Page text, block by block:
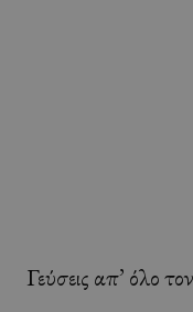
Γεύσεις απ’ όλο